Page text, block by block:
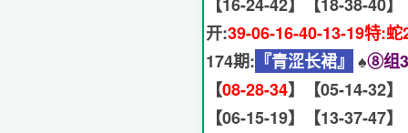
开:39-06-16-40-13-19特:蛇
174期: 『青涩长裙』 ♠️⑧组
【08-28-34】【05-14-32】
【06-15-19】【13-37-47】